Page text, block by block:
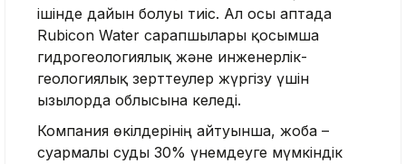
ішінде дайын болуы тиіс. Ал осы аптада
Rubicon Water сарапшылары қосымша
гидрогеологиялық және инженерлік-
геологиялық зерттеулер жүргізу үшін
Қызылорда облысына келеді.
Компания өкілдерінің айтуынша, жоба –
суармалы суды 30% үнемдеуге мүмкіндік